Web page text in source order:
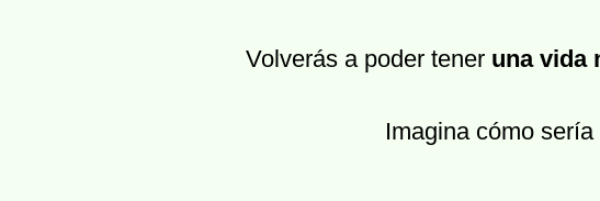
Volverás a poder tener una vida
Imagina cómo